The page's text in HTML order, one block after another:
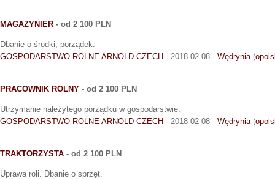
MAGAZYNIER - od 2 100 PLN
Dbanie o środki, porządek.
GOSPODARSTWO ROLNE ARNOLD CZECH - 2018-02-08 - Wędrynia(
PRACOWNIK ROLNY - od 2 100 PLN
Utrzymanie należytego porządku w gospodarstwie.
GOSPODARSTWO ROLNE ARNOLD CZECH - 2018-02-08 - Wędrynia(
TRAKTORZYSTA - od 2 100 PLN
Uprawa roli. Dbanie o sprzęt.